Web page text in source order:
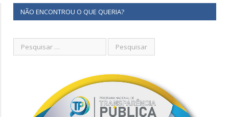
NÃO ENCONTROU O QUE QUERIA?